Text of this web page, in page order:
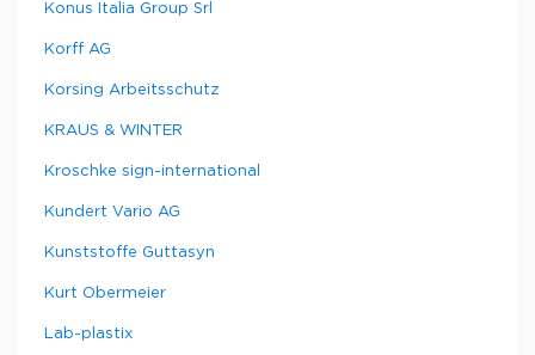
Konus Italia Group Srl
Korff AG
Korsing Arbeitsschutz
KRAUS & WINTER
Kroschke sign-international
Kundert Vario AG
Kunststoffe Guttasyn
Kurt Obermeier
Lab-plastix